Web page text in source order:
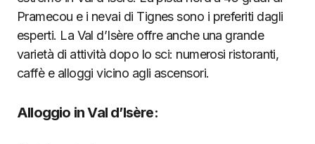
Pramecou e i nevai di Tignes sono i preferiti dagli
esperti. La Val d’Isère offre anche una grande
varietà di attività dopo lo sci: numerosi ristoranti,
caffè e alloggi vicino agli ascensori.
Alloggio in Val d’Isère: